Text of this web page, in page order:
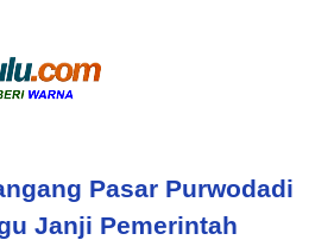
Pasar Purwodadi
Janji Pemerintah